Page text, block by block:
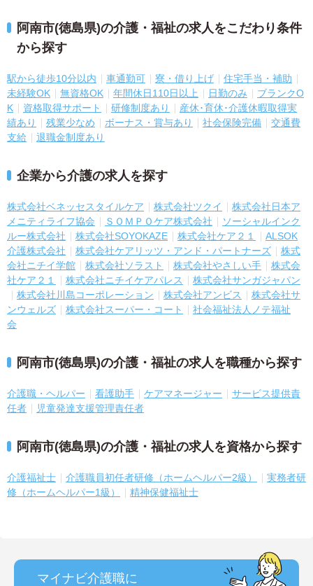
阿南市(徳島県)の介護・福祉の求人をこだわり条件
から探す
駅から徒歩10分以内 車通勤可 寮・借り上げ
住宅手当・補助
未経験OK
無資格OK 年間休日110日以上 日勤のみ
ブランクO
K
資格取得サポート 研修制度あり
産休･育休･介護休暇取得実
績あり
残業少なめ ボーナス・賞与あり 社会保険完備
交通費
支給
退職金制度あり
企業から介護の求人を探す
株式会社ベネッセスタイルケア 株式会社ツクイ
株式会社日本ア
メニティライフ協会
ＳＯＭＰＯケア株式会社
ソーシャルインク
ルー株式会社
株式会社SOYOKAZE 株式会社ケア２１
ALSOK
介護株式会社
株式会社ケアリッツ・アンド・パートナーズ
株式
会社ニチイ学館
株式会社ソラスト 株式会社やさしい手
株式会
社ケア２１
株式会社ニチイケアパレス
株式会社サンガジャパン
株式会社川島コーポレーション
株式会社アンビス
株式会社サ
ンウェルズ
株式会社スーパー・コート
社会福祉法人ノテ福祉
会
阿南市(徳島県)の介護・福祉の求人を職種から探す
介護職・ヘルパー 看護助手 ケアマネージャー
サービス提供責
任者
児童発達支援管理責任者
阿南市(徳島県)の介護・福祉の求人を資格から探す
介護福祉士 介護職員初任者研修（ホームヘルパー2級）
実務者研
修（ホームヘルパー1級）
精神保健福祉士
マイナビ介護職に